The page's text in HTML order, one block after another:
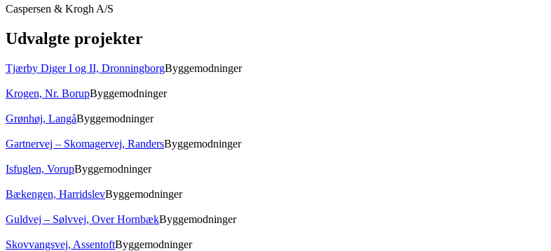
Caspersen & Krogh A/S
Udvalgte projekter
Tjærby Diger I og II, DronningborgByggemodninger
Krogen, Nr. BorupByggemodninger
Grønhøj, LangåByggemodninger
Gartnervej – Skomagervej, RandersByggemodninger
Isfuglen, VorupByggemodninger
Bækengen, HarridslevByggemodninger
Guldvej – Sølvvej, Over HornbækByggemodninger
Skovvangsvej, AssentoftByggemodninger